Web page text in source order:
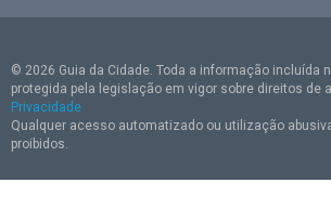
© 2026 Guia da Cidade. Toda a informação incluída
protegida pela legislação em vigor sobre direitos de
Privacidade
Qualquer acesso automatizado ou utilização
proibidos.